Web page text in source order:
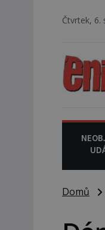
Čtvrtek, 6.
Domů